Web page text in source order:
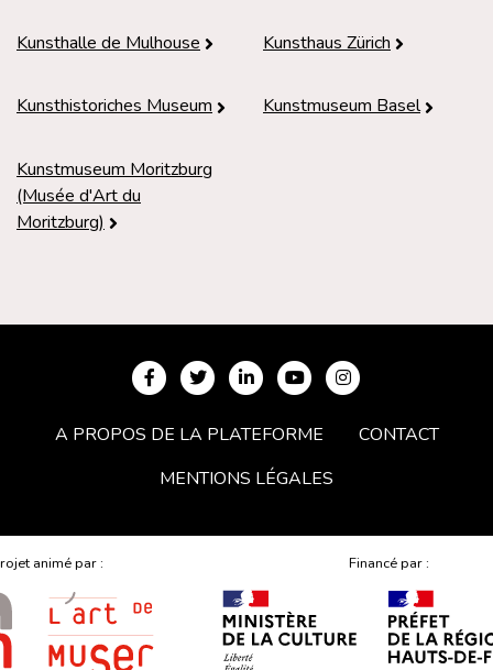
Kunsthalle de Mulhouse Kunsthaus Zürich
Kunsthistoriches Museum Kunstmuseum Basel
Kunstmuseum Moritzburg
(Musée d'Art du
Moritzburg)
A PROPOS DE LA PLATEFORME
CONTACT
MENTIONS LÉGALES
animé par : Financé par :